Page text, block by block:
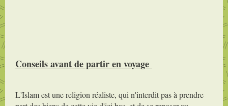
Conseils avant de partir en voyage
L'Islam est une religion réaliste, qui n'interdit pas à prendre